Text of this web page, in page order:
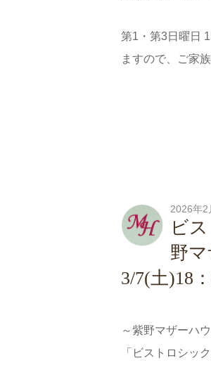
第1・第3日曜日
ますので、ご家
2026年2
ビ
野
3/7(土)18
～紫野マザーハ
「ビストロシッ